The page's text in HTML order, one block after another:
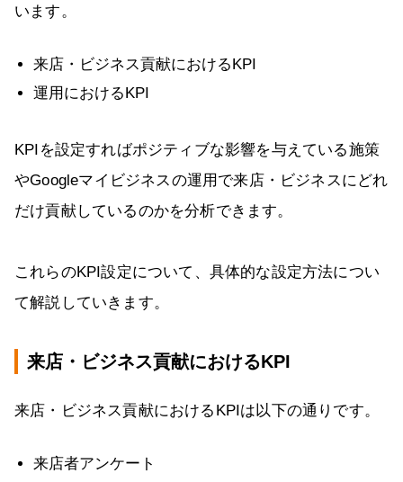
います。
来店・ビジネス貢献におけるKPI
運用におけるKPI
KPIを設定すればポジティブな影響を与えている施策
やGoogleマイビジネスの運用で来店・ビジネスにどれ
だけ貢献しているのかを分析できます。
これらのKPI設定について、具体的な設定方法につい
て解説していきます。
来店・ビジネス貢献におけるKPI
来店・ビジネス貢献におけるKPIは以下の通りです。
来店者アンケート